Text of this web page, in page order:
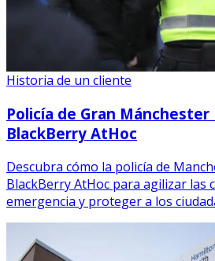
Historia de un cliente
Policía de Gran
BlackBerry AtHoc
Descubra cómo la policía de
BlackBerry AtHoc para agilizar las
emergencia y proteger a los